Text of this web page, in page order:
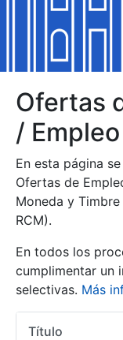
Mostrar/
Mostrar/
Mostrar/
Mostrar/Ocultar
Mostrar/Ocultar
Ofertas
/
En esta página
Ofertas de
Moneda y
RCM).
En todos los
cumplimentar un
selectivas. Más
Título